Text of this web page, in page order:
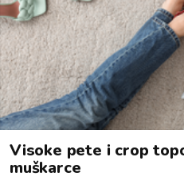
Visoke pete i crop
muškarce